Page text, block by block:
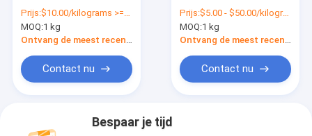
flessen en glaswaren
Prijs:$10.00/kilograms >=25 kilograms
MOQ:1 kg
Ontvang de meest recente Prijs
Contact nu
voor glazen
tafelgerei
Anorganisch pigment
Prijs:$5.00 - $50.00/kilograms
MOQ:1 kg
Ontvang de meest recente Prijs
Contact nu
Bespaar je tijd